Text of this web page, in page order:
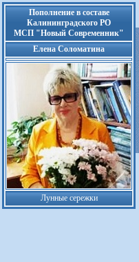
Пополнение в составе
Калининградского РО
МСП "Новый Современник"
Елена Соломатина
Лунные сережки